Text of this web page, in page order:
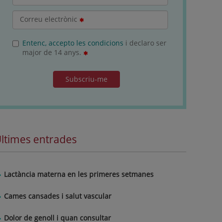
Correu electrònic
Entenc, accepto les condicions i declaro ser
major de 14 anys.
Subscriu-me
entrades
Lactància materna en les primeres setmanes
Cames cansades i salut vascular
Dolor de genoll i quan consultar